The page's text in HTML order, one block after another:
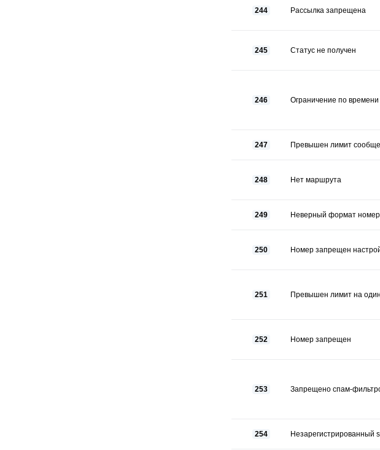
244 Рассылка запрещена
245 Статус не получен
246 Ограничение по времени
247 Превышен лимит
248 Нет маршрута
249 Неверный формат
250 Номер запрещен
251 Превышен лимит на
252 Номер запрещен
253 Запрещено спам-
254 Незарегистрированный